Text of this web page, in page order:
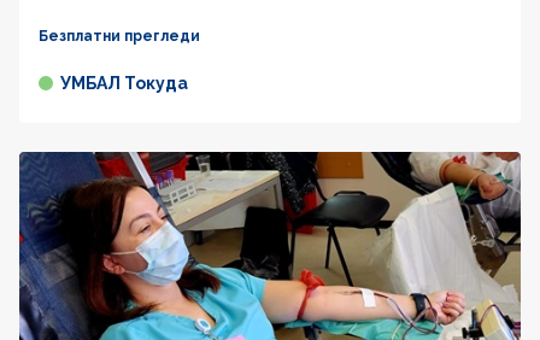
Безплатни прегледи
УМБАЛ Токуда